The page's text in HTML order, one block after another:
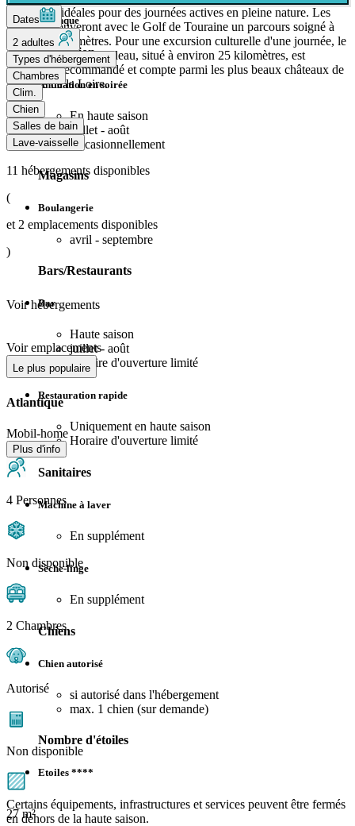
conditions idéales pour des journées actives en pleine nature. Les
golfeurs trouveront avec le Golf de Touraine un parcours soigné à
environ 4 kilomètres. Pour une excursion culturelle d'une journée, le
château d'Azay-le-Rideau, situé à environ 25 kilomètres, est
également recommandé et compte parmi les plus beaux châteaux de
la vallée de la Loire.
Pétanque
Animation
Animation en soirée
En haute saison
juillet - août
Occasionnellement
Magasins
Boulangerie
avril - septembre
Bars/Restaurants
Bar
Haute saison
juillet - août
Horaire d'ouverture limité
Restauration rapide
Uniquement en haute saison
Horaire d'ouverture limité
Sanitaires
Machine à laver
En supplément
Sèche-linge
En supplément
Chiens
Chien autorisé
si autorisé dans l'hébergement
max. 1 chien (sur demande)
Nombre d'étoiles
Etoiles ****
Certains équipements, infrastructures et services peuvent être fermés
en dehors de la haute saison.
Dates
2 adultes
Types d'hébergement
Chambres
Clim.
Chien
Salles de bain
Lave-vaisselle
11 hébergements disponibles
(
et 2 emplacements disponibles
)
Voir hébergements
Voir emplacements
Le plus populaire
Atlantique
Mobil-home
Plus d'info
4 Personnes
Non disponible
2 Chambres
Autorisé
Non disponible
27 m²